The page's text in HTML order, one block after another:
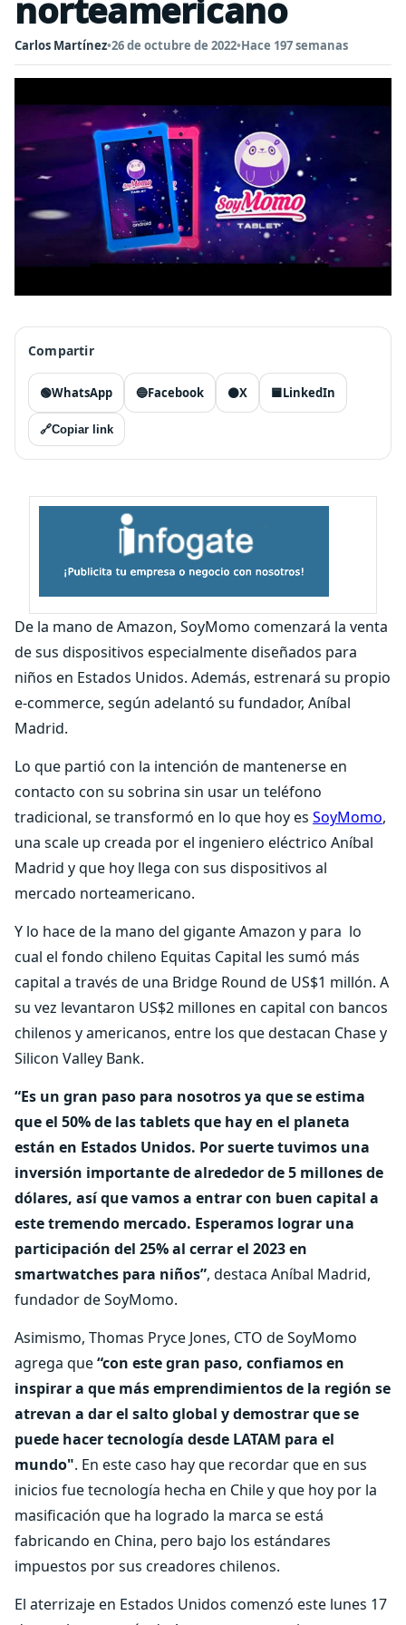
norteamericano
Carlos Martínez•26 de octubre de 2022•Hace 197 semanas
Compartir
🟢WhatsApp 🔵Facebook ⚫X 🟦LinkedIn
🔗Copiar link
De la mano de Amazon, SoyMomo comenzará la venta
de sus dispositivos especialmente diseñados para
niños en Estados Unidos. Además, estrenará su propio
e-commerce, según adelantó su fundador, Aníbal
Madrid.
Lo que partió con la intención de mantenerse en
contacto con su sobrina sin usar un teléfono
tradicional, se transformó en lo que hoy es SoyMomo,
una scale up creada por el ingeniero eléctrico Aníbal
Madrid y que hoy llega con sus dispositivos al
mercado norteamericano.
Y lo hace de la mano del gigante Amazon y para lo
cual el fondo chileno Equitas Capital les sumó más
capital a través de una Bridge Round de US$1 millón. A
su vez levantaron US$2 millones en capital con bancos
chilenos y americanos, entre los que destacan Chase y
Silicon Valley Bank.
“Es un gran paso para nosotros ya que se estima
que el 50% de las tablets que hay en el planeta
están en Estados Unidos. Por suerte tuvimos una
inversión importante de alrededor de 5 millones de
dólares, así que vamos a entrar con buen capital a
este tremendo mercado. Esperamos lograr una
participación del 25% al cerrar el 2023 en
smartwatches para niños”, destaca Aníbal Madrid,
fundador de SoyMomo.
Asimismo, Thomas Pryce Jones, CTO de SoyMomo
agrega que“con este gran paso, confiamos en
inspirar a que más emprendimientos de la región se
atrevan a dar el salto global y demostrar que se
puede hacer tecnología desde LATAM para el
mundo". En este caso hay que recordar que en sus
inicios fue tecnología hecha en Chile y que hoy por la
masificación que ha logrado la marca se está
fabricando en China, pero bajo los estándares
impuestos por sus creadores chilenos.
El aterrizaje en Estados Unidos comenzó este lunes 17